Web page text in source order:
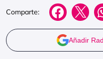
Comparte:
Añadir